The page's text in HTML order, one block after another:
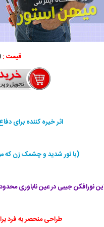
قیمت :
اثر خیره کننده برای
(با نور شدید و چشمک زن
نورافکن جیبی در عین ناباوری
طراحی منحصر به فرد